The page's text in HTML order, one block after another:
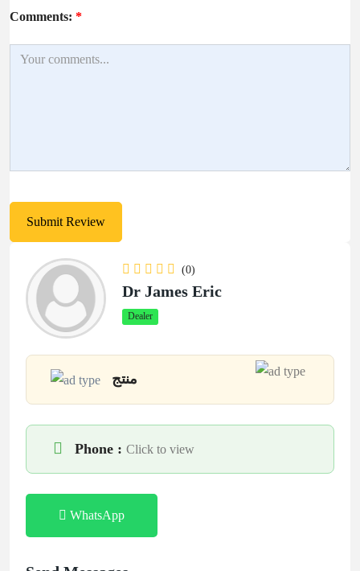
Comments: *
(0)
Dr James Eric
Dealer
منتج
Phone : Click to view
WhatsApp